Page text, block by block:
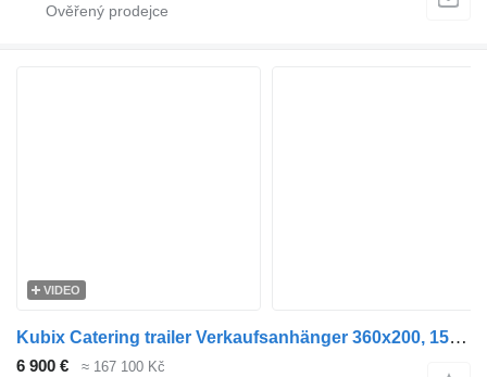
VIDEO
Kubix Catering trailer Verkaufsanhänger 360x200, 1500kg NEU on stock
6 900 € ≈ 167 100 Kč